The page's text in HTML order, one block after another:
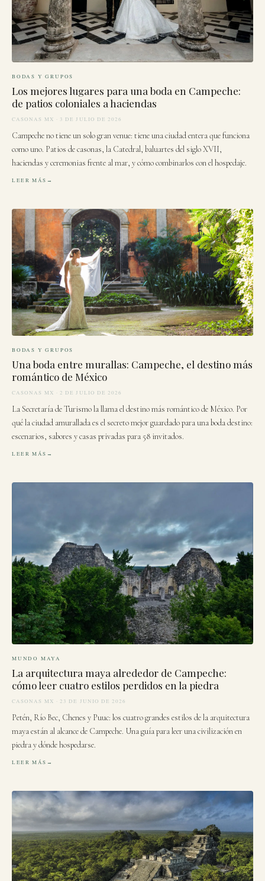
BODAS Y GRUPOS
Los mejores lugares para una boda en Campeche:
de patios coloniales a haciendas
CASONAS MX · 3 DE JULIO DE 2026
Campeche no tiene un solo gran venue: tiene una ciudad entera que funciona
como uno. Patios de casonas, la Catedral, baluartes del siglo XVII,
haciendas y ceremonias frente al mar, y cómo combinarlos con el hospedaje.
LEER MÁS
BODAS Y GRUPOS
Una boda entre murallas: Campeche, el destino más
romántico de México
CASONAS MX · 2 DE JULIO DE 2026
La Secretaría de Turismo la llama el destino más romántico de México. Por
qué la ciudad amurallada es el secreto mejor guardado para una boda destino:
escenarios, sabores y casas privadas para 58 invitados.
LEER MÁS
MUNDO MAYA
La arquitectura maya alrededor de Campeche:
cómo leer cuatro estilos perdidos en la piedra
CASONAS MX · 23 DE JUNIO DE 2026
Petén, Río Bec, Chenes y Puuc: los cuatro grandes estilos de la arquitectura
maya están al alcance de Campeche. Una guía para leer una civilización en
piedra y dónde hospedarse.
LEER MÁS